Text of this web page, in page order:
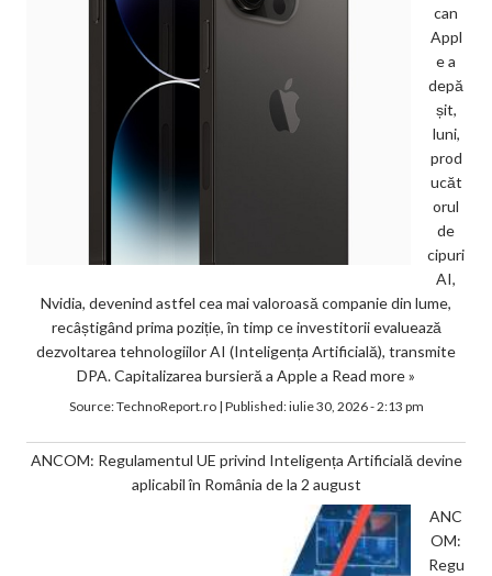
can
Appl
e a
depă
șit,
luni,
prod
ucăt
orul
de
cipuri
AI,
Nvidia, devenind astfel cea mai valoroasă companie din lume,
recâștigând prima poziție, în timp ce investitorii evaluează
dezvoltarea tehnologiilor AI (Inteligența Artificială), transmite
DPA. Capitalizarea bursieră a Apple a Read more »
Source:TechnoReport.ro| Published:iulie 30, 2026 - 2:13 pm
ANCOM: Regulamentul UE privind Inteligența Artificială devine
aplicabil în România de la 2 august
ANC
OM:
Regu